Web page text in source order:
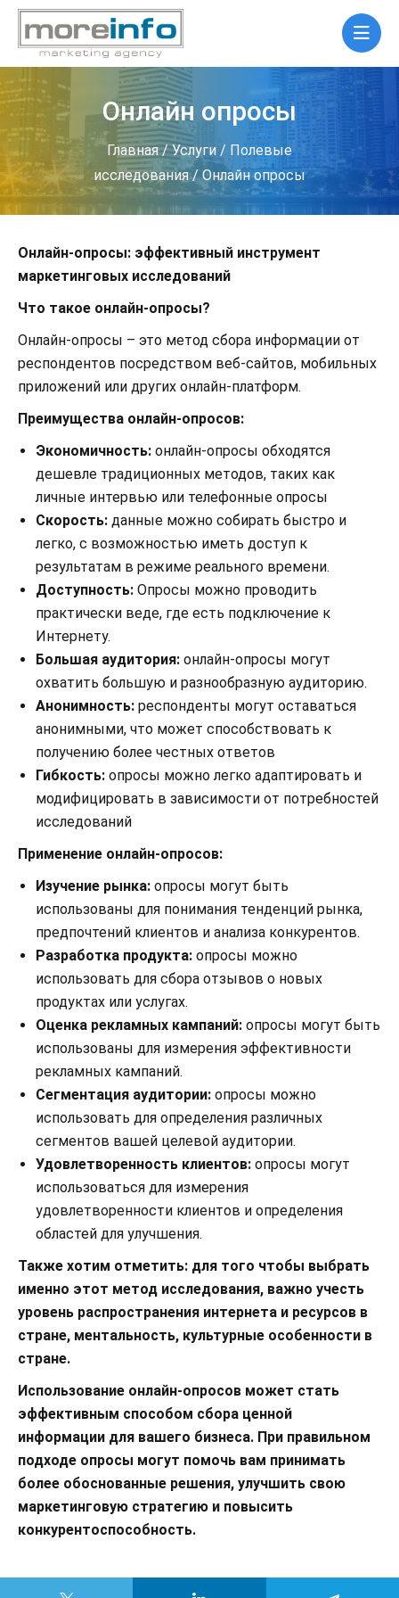
Онлайн опросы
Главная / Услуги / Полевые
исследования / Онлайн опросы
Онлайн-опросы: эффективный инструмент
маркетинговых исследований
Что такое онлайн-опросы?
Онлайн-опросы – это метод сбора информации от
респондентов посредством веб-сайтов, мобильных
приложений или других онлайн-платформ.
Преимущества онлайн-опросов:
Экономичность: онлайн-опросы обходятся
дешевле традиционных методов, таких как
личные интервью или телефонные опросы
Скорость: данные можно собирать быстро и
легко, с возможностью иметь доступ к
результатам в режиме реального времени.
Доступность: Опросы можно проводить
практически веде, где есть подключение к
Интернету.
Большая аудитория: онлайн-опросы могут
охватить большую и разнообразную аудиторию.
Анонимность: респонденты могут оставаться
анонимными, что может способствовать к
получению более честных ответов
Гибкость: опросы можно легко адаптировать и
модифицировать в зависимости от потребностей
исследований
Применение онлайн-опросов:
Изучение рынка: опросы могут быть
использованы для понимания тенденций рынка,
предпочтений клиентов и анализа конкурентов.
Разработка продукта: опросы можно
использовать для сбора отзывов о новых
продуктах или услугах.
Оценка рекламных кампаний: опросы могут быть
использованы для измерения эффективности
рекламных кампаний.
Сегментация аудитории: опросы можно
использовать для определения различных
сегментов вашей целевой аудитории.
Удовлетворенность клиентов: опросы могут
использоваться для измерения
удовлетворенности клиентов и определения
областей для улучшения.
Также хотим отметить: для того чтобы выбрать
именно этот метод исследования, важно учесть
уровень распространения интернета и ресурсов в
стране, ментальность, культурные особенности в
стране.
Использование онлайн-опросов может стать
эффективным способом сбора ценной
информации для вашего бизнеса. При правильном
подходе опросы могут помочь вам принимать
более обоснованные решения, улучшить свою
маркетинговую стратегию и повысить
конкурентоспособность.